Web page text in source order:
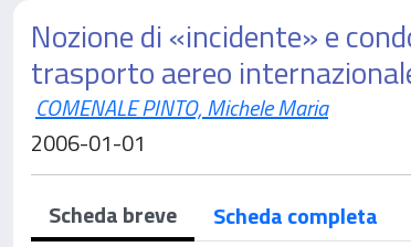
Nozione di «incidente» e
trasporto aereo
COMENALE PINTO, Michele Maria
2006-01-01
Scheda breve Scheda completa